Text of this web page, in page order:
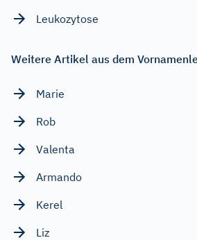
Leukozytose
Weitere Artikel aus dem
Marie
Rob
Valenta
Armando
Kerel
Liz